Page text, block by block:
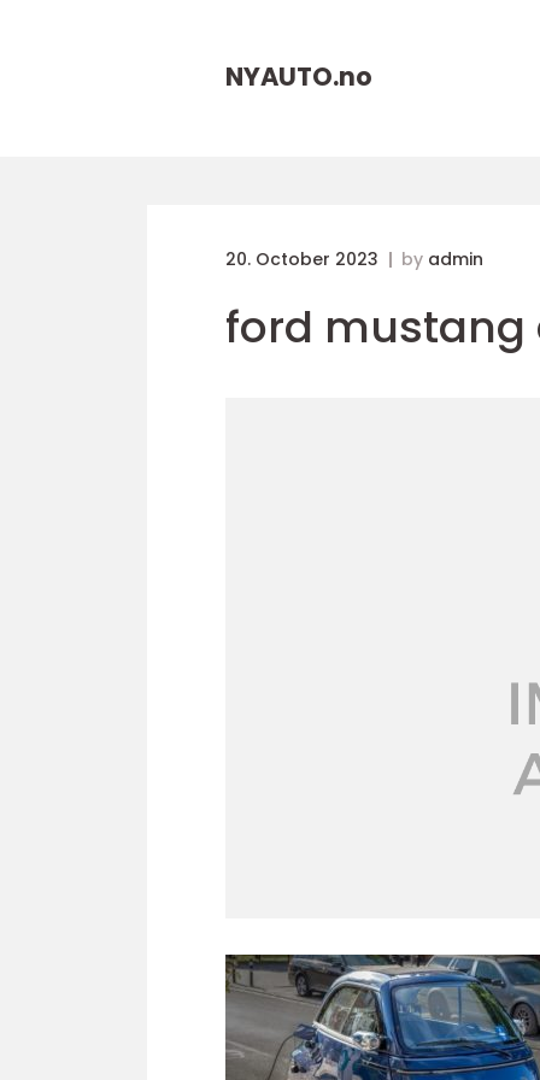
NYAUTO.no
20. October 2023 by admin
ford mustang